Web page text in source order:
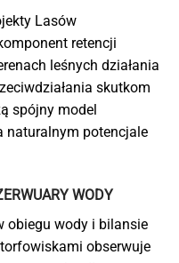
Lasów
retencji
leśnych działania
skutkom
spójny model
naturalnym potencjale
WODY
obiegu wody i bilansie
obserwuje